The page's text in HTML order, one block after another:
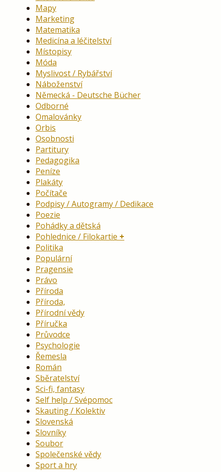
Mapy
Marketing
Matematika
Medicína a léčitelství
Místopisy
Móda
Myslivost / Rybářství
Náboženství
Německá - Deutsche Bücher
Odborné
Omalovánky
Orbis
Osobnosti
Partitury
Pedagogika
Peníze
Plakáty
Počítače
Podpisy / Autogramy / Dedikace
Poezie
Pohádky a dětská
Pohlednice / Filokartie
Politika
Populární
Pragensie
Právo
Příroda
Příroda,
Přírodní vědy
Příručka
Průvodce
Psychologie
Řemesla
Román
Sběratelství
Sci-fi, fantasy
Self help / Svépomoc
Skauting / Kolektiv
Slovenská
Slovníky
Soubor
Společenské vědy
Sport a hry